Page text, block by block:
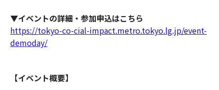
▼イベントの詳細・参加申込はこちら
https://tokyo-co-cial-impact.metro.tokyo.lg.jp/event-
demoday/
【イベント概要】